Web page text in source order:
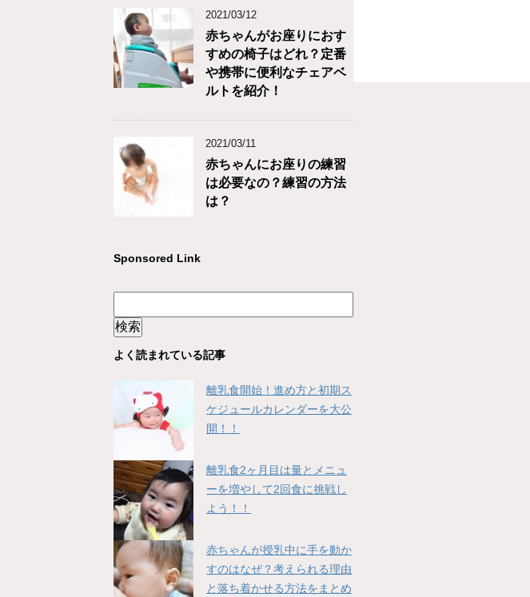
2021/03/12
赤ちゃんがお座りにおす
すめの椅子はどれ？定番
や携帯に便利なチェアベ
ルトを紹介！
2021/03/11
赤ちゃんにお座りの練習
は必要なの？練習の方法
は？
Sponsored Link
よく読まれている記事
離乳食開始！進め方と初期ス
ケジュールカレンダーを大公
開！！
離乳食2ヶ月目は量とメニュ
ーを増やして2回食に挑戦し
よう！！
赤ちゃんが授乳中に手を動か
すのはなぜ？考えられる理由
と落ち着かせる方法をまとめ